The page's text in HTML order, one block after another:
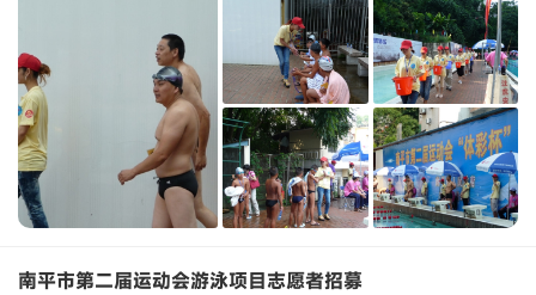
南平市第二届运动会游泳项目志愿者招募